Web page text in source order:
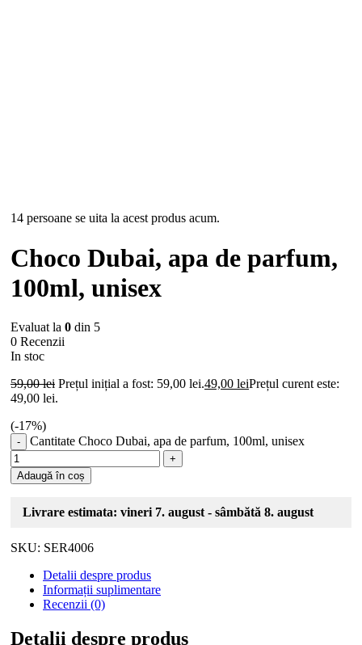
14 persoane se uita la acest produs acum.
Choco Dubai, apa de parfum,
100ml, unisex
Evaluat la 0 din 5
0 Recenzii
In stoc
59,00lei Prețul inițial a fost: 59,00 lei.49,00 leiPrețul curent este:
49,00 lei.
(-17%)
Cantitate Choco Dubai, apa de parfum, 100ml, unisex
Adaugă în coș
Livrare estimata: vineri 7. august - sâmbătă 8. august
SKU: SER4006
Detalii despre produs
Informații suplimentare
Recenzii (0)
Detalii despre produs